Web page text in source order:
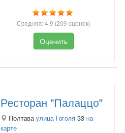
Средняя:4.9 (209 оценок)
Оценить
Ресторан "Палаццо"
Полтава улица Гоголя 33 на
карте